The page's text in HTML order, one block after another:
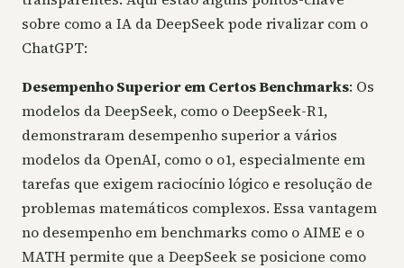
sobre como a IA da DeepSeek pode rivalizar com o
ChatGPT:
Desempenho Superior em Certos Benchmarks: Os
modelos da DeepSeek, como o DeepSeek-R1,
demonstraram desempenho superior a vários
modelos da OpenAI, como o o1, especialmente em
tarefas que exigem raciocínio lógico e resolução de
problemas matemáticos complexos. Essa vantagem
no desempenho em benchmarks como o AIME e o
MATH permite que a DeepSeek se posicione como